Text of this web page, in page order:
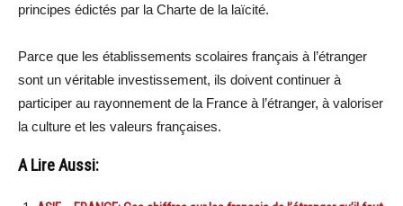
principes édictés par la Charte de la laïcité.
Parce que les établissements scolaires français à l’étranger
sont un véritable investissement, ils doivent continuer à
participer au rayonnement de la France à l’étranger, à valoriser
la culture et les valeurs françaises.
A Lire Aussi: